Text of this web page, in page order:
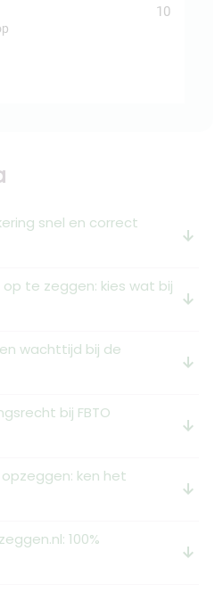
10
snel en correct
arrow_downward_alt
op te zeggen: kies wat bij
arrow_downward_alt
wachttijd bij de
arrow_downward_alt
bij FBTO
arrow_downward_alt
ken het
arrow_downward_alt
100%
arrow_downward_alt